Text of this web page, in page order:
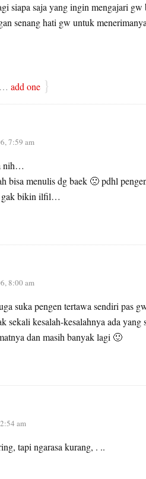
siapa saja yang ingin mengajari gw
senang hati gw untuk
add one }
7:59 am
nih…
bisa menulis dg baek 🙁 pdhl
gak bikin ilfil…
8:00 am
suka pengen tertawa sendiri pas
sekali kesalah-kesalahnya ada yang
dan masih banyak lagi 🙂
am
tapi ngarasa kurang, . ..